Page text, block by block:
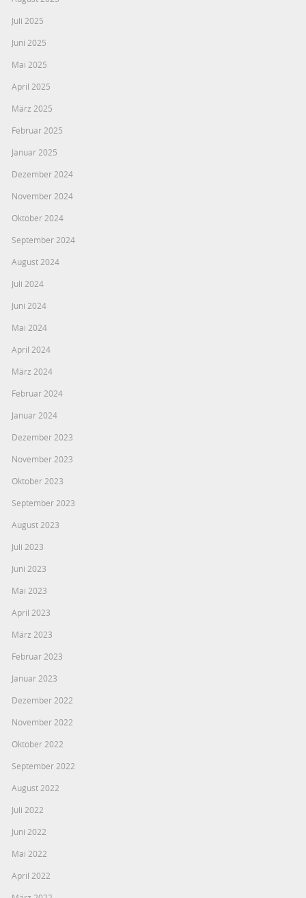
Juli 2025
Juni 2025
Mai 2025
April 2025
März 2025
Februar 2025
Januar 2025
Dezember 2024
November 2024
Oktober 2024
September 2024
August 2024
Juli 2024
Juni 2024
Mai 2024
April 2024
März 2024
Februar 2024
Januar 2024
Dezember 2023
November 2023
Oktober 2023
September 2023
August 2023
Juli 2023
Juni 2023
Mai 2023
April 2023
März 2023
Februar 2023
Januar 2023
Dezember 2022
November 2022
Oktober 2022
September 2022
August 2022
Juli 2022
Juni 2022
Mai 2022
April 2022